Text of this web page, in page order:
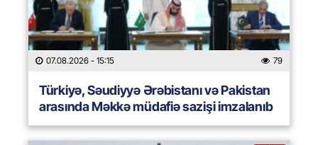
07.08.2026 - 15:15 79
Türkiyə, Səudiyyə Ərəbistanı və Pakistan
arasında Məkkə müdafiə sazişi imzalanıb